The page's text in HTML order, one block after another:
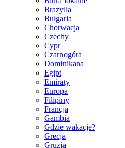
Brazylia
Bułgaria
Chorwacja
Czechy
Cypr
Czarnogóra
Dominikana
Egipt
Emiraty
Europa
Filipiny
Francja
Gambia
Gdzie wakacje?
Grecja
Gruzja